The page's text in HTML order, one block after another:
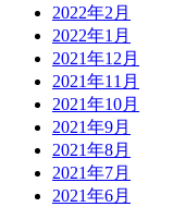
2022年2月
2022年1月
2021年12月
2021年11月
2021年10月
2021年9月
2021年8月
2021年7月
2021年6月